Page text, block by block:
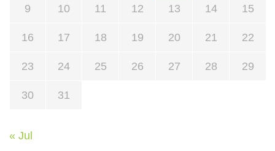
9 10 11 12 13 14 15
16 17 18 19 20 21 22
23 24 25 26 27 28 29
30 31
« Jul